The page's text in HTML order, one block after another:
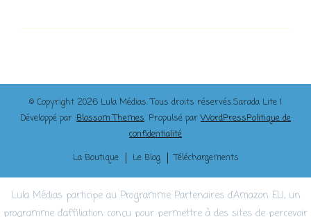
© Copyright 2026 Lula Médias. Tous droits réservés.Sarada Lite |
Développé par :Blossom Themes. Propulsé parWordPressPolitique de
confidentialité
La Boutique
Le Blog Téléchargements
Lula Médias participe au Programme Partenaires d’Amazon EU, un
programme d’affiliation conçu pour permettre à des sites de percevoir